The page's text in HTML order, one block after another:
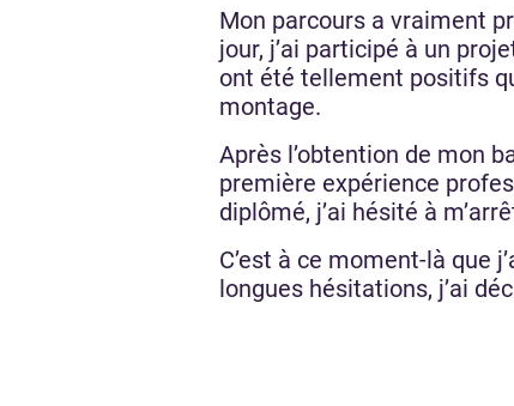
Mon parcours a vraiment
jour, j’ai participé à un
ont été tellement positifs
montage.
Après l’obtention de mon
première expérience
diplômé, j’ai hésité à
C’est à ce moment-là que
longues hésitations, j’ai